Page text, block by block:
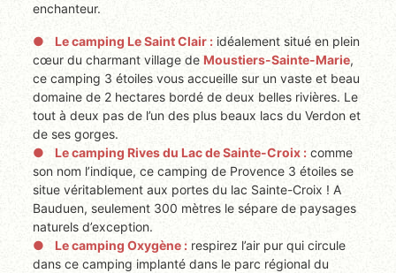
enchanteur.
Le camping Le Saint Clair : idéalement situé en plein
cœur du charmant village deMoustiers-Sainte-Marie,
ce camping 3 étoiles vous accueille sur un vaste et beau
domaine de 2 hectares bordé de deux belles rivières. Le
tout à deux pas de l’un des plus beaux lacs du Verdon et
de ses gorges.
Le camping Rives du Lac de Sainte-Croix : comme
son nom l’indique, ce camping de Provence 3 étoiles se
situe véritablement aux portes du lac Sainte-Croix ! A
Bauduen, seulement 300 mètres le sépare de paysages
naturels d’exception.
Le camping Oxygène : respirez l’air pur qui circule
dans ce camping implanté dans le parc régional du